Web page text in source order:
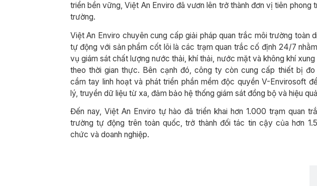
triển bền vững, Việt An Enviro đã vươn lên trở thành đơn vị tiên phong
trường.
Việt An Enviro chuyên cung cấp giải pháp quan trắc môi trường toàn
tự động với sản phẩm cốt lõi là các trạm quan trắc cố định 24/7
vụ giám sát chất lượng nước thải, khí thải, nước mặt và không khí xung
theo thời gian thực. Bên cạnh đó, công ty còn cung cấp thiết bị đo
cầm tay linh hoạt và phát triển phần mềm độc quyền V-Envirosoft
lý, truyền dữ liệu từ xa, đảm bảo hệ thống giám sát đồng bộ và hiệu
Đến nay, Việt An Enviro tự hào đã triển khai hơn 1.000 trạm quan
trường tự động trên toàn quốc, trở thành đối tác tin cậy của hơn
chức và doanh nghiệp.